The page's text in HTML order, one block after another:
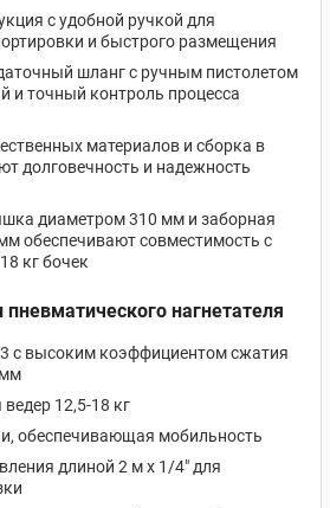
с удобной ручкой для
и быстрого размещения
шланг с ручным пистолетом
и точный контроль процесса
материалов и сборка в
долговечность и надежность
диаметром 310 мм и заборная
обеспечивают совместимость с
кг бочек
нагнетателя
с высоким коэффициентом сжатия
12,5-18 кг
обеспечивающая мобильность
длиной 2 м х 1/4" для